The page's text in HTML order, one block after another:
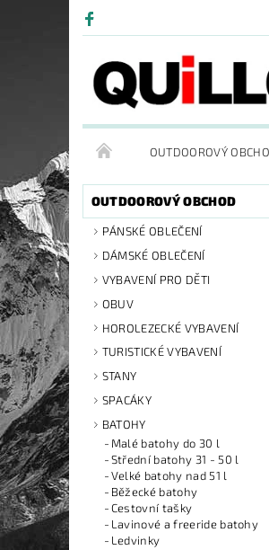
OUTDOOROVÝ
OUTDOOROVÝ OBCHOD
PÁNSKÉ OBLEČENÍ
DÁMSKÉ OBLEČENÍ
VYBAVENÍ PRO DĚTI
OBUV
HOROLEZECKÉ VYBAVENÍ
TURISTICKÉ VYBAVENÍ
STANY
SPACÁKY
BATOHY
Malé batohy do 30 l
Střední batohy 31 - 50 l
Velké batohy nad 51 l
Běžecké batohy
Cestovní tašky
Lavinové a freeride batohy
Ledvinky